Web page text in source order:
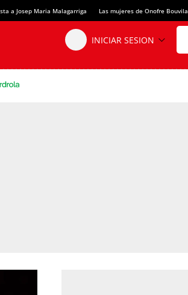
a Josep Maria Malagarriga Las mujeres de Onofre Bouvila